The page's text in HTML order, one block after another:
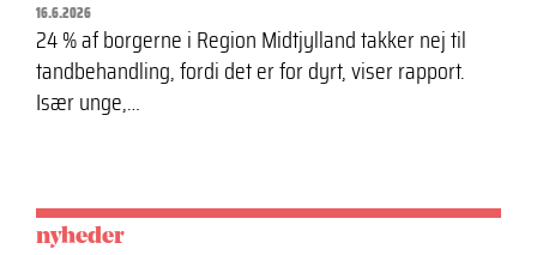
16.6.2026
24 % af borgerne i Region Midtjylland takker nej til
tandbehandling, fordi det er for dyrt, viser rapport.
Især unge,…
nyheder